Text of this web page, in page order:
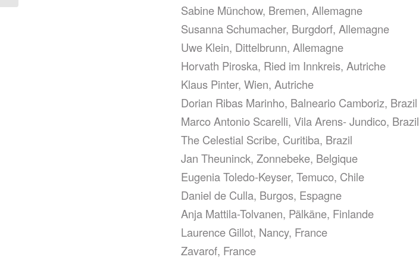
Sabine Münchow, Bremen, Allemagne
Susanna Schumacher, Burgdorf, Allemagne
Uwe Klein, Dittelbrunn, Allemagne
Horvath Piroska, Ried im Innkreis, Autriche
Klaus Pinter, Wien, Autriche
Dorian Ribas Marinho, Balneario Camboriz, Brazil
Marco Antonio Scarelli, Vila Arens- Jundico, Brazil
The Celestial Scribe, Curitiba, Brazil
Jan Theuninck, Zonnebeke, Belgique
Eugenia Toledo-Keyser, Temuco, Chile
Daniel de Culla, Burgos, Espagne
Anja Mattila-Tolvanen, Pälkäne, Finlande
Laurence Gillot, Nancy, France
Zavarof, France